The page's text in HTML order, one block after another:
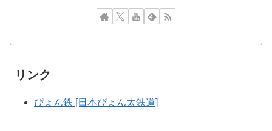
リンク
ぴょん鉄 [日本ぴょん太鉄道]